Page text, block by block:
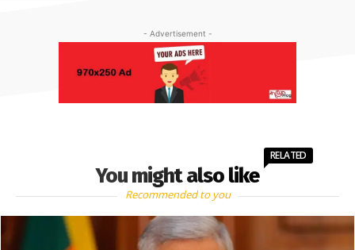
- Advertisement -
You might also like
RELATED
Recommended to you